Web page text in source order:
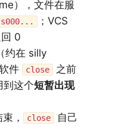
），文件在服
；VCS
0
约在 silly
件
close
之前
到这个短暂出现
， close
自己